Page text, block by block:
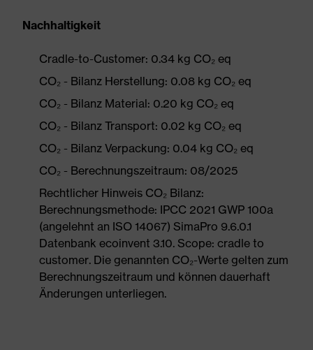
Nachhaltigkeit
Cradle-to-Customer: 0.34 kg CO₂ eq
CO₂ - Bilanz Herstellung: 0.08 kg CO₂ eq
CO₂ - Bilanz Material: 0.20 kg CO₂ eq
CO₂ - Bilanz Transport: 0.02 kg CO₂ eq
CO₂ - Bilanz Verpackung: 0.04 kg CO₂ eq
CO₂ - Berechnungszeitraum: 08/2025
Rechtlicher Hinweis CO₂ Bilanz:
Berechnungsmethode: IPCC 2021 GWP 100a
(angelehnt an ISO 14067) SimaPro 9.6.0.1
Datenbank ecoinvent 3.10. Scope: cradle to
customer. Die genannten CO₂-Werte gelten zum
Berechnungszeitraum und können dauerhaft
Änderungen unterliegen.